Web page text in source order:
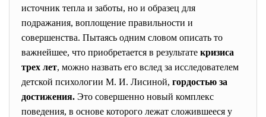
источник тепла и заботы, но и образец для
подражания, воплощение правильности и
совершенства. Пытаясь одним словом описать то
важнейшее, что приобретается в результате кризиса
трех лет, можно назвать его вслед за исследователем
детской психологии М. И. Лисиной, гордостью за
достижения. Это совершенно новый комплекс
поведения, в основе которого лежат сложившееся у